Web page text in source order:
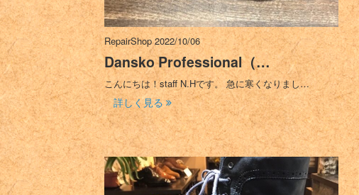
RepairShop2022/10/06
Dansko Professional（…
こんにちは！staff N.Hです。 急に寒くなりまし…
詳しく見る